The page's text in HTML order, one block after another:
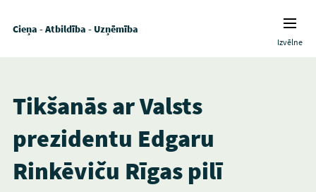
Cieņa - Atbildība - Uzņēmība
Izvēlne
Tikšanās ar Valsts
prezidentu Edgaru
Rinkēviču Rīgas pilī